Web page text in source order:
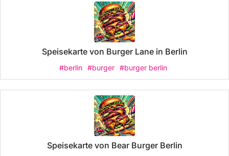
Speisekarte von Burger Lane in Berlin
#berlin #burger #burger berlin
Speisekarte von Bear Burger Berlin